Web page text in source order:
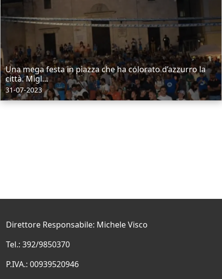
Una mega festa in piazza che ha colorato d’azzurro la
città. Migl...
31-07-2023
Direttore Responsabile: Michele Visco
Tel.: 392/9850370
P.IVA.: 00939520946